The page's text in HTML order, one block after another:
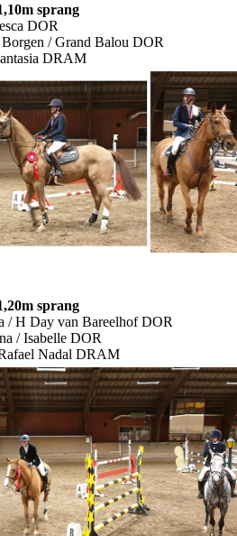
sprang
DOR
/ Grand Balou DOR
DRAM
sprang
/ H Day van Bareelhof DOR
/ Isabelle DOR
Nadal DRAM